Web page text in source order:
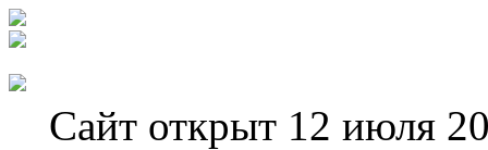
Сайт открыт 12 июля